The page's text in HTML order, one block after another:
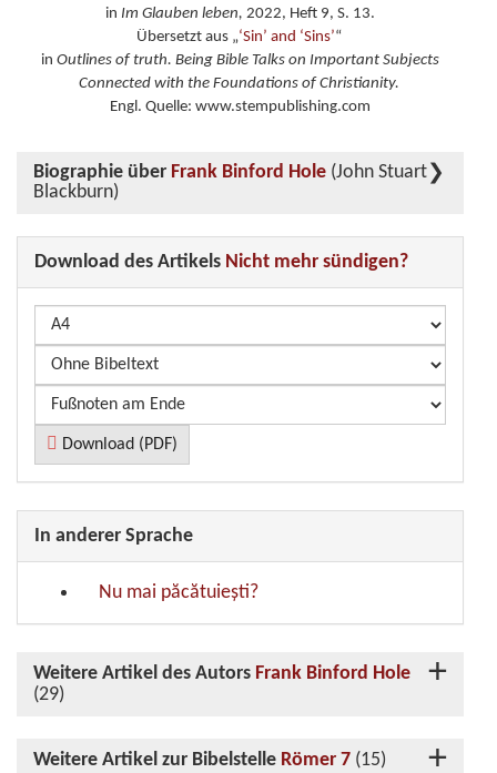
in Im Glauben leben, 2022, Heft 9, S. 13.
Übersetzt aus „‘Sin’ and ‘Sins’“
in Outlines of truth. Being Bible Talks on Important Subjects
Connected with the Foundations of Christianity.
Engl. Quelle: www.stempublishing.com
Biographie über Frank Binford Hole (John Stuart
Blackburn)
Download des Artikels Nicht mehr sündigen?
Download (PDF)
In anderer Sprache
Nu mai păcătuiești?
Weitere Artikel des Autors Frank Binford Hole
(29)
Weitere Artikel zur Bibelstelle Römer 7 (15)